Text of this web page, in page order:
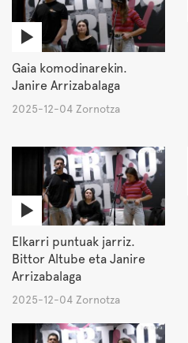
Gaia komodinarekin.
Janire Arrizabalaga
2025-12-04 Zornotza
Elkarri puntuak jarriz.
Bittor Altube eta Janire
Arrizabalaga
2025-12-04 Zornotza